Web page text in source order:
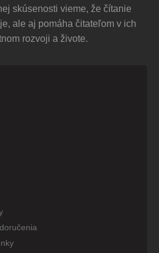
skúsenosti vieme, že čítanie
ale aj pomáha čitateľom v ich
rozvoji a živote.